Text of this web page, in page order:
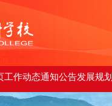
工作动态通知公告发展规划